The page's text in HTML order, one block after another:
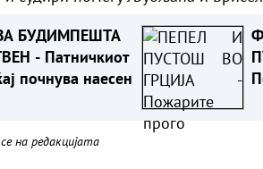
БУДИМПЕШТА
- Патничкиот
почнува наесен
на редакцијата